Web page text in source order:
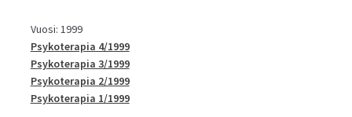
Vuosi: 1999
Psykoterapia 4/1999
Psykoterapia 3/1999
Psykoterapia 2/1999
Psykoterapia 1/1999